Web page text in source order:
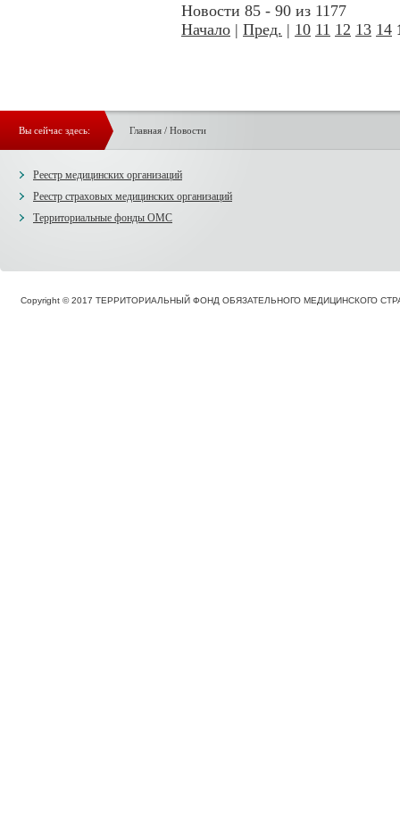
Новости 85 - 90 из 1177
Начало | Пред. | 10 11 12 13 14
Вы сейчас здесь: Главная/ Новости
Реестр медицинских организаций
Реестр страховых медицинских организаций
Территориальные фонды ОМС
Copyright © 2017 ТЕРРИТОРИАЛЬНЫЙ ФОНД ОБЯЗАТЕЛЬНОГО МЕДИЦИНСКОГО